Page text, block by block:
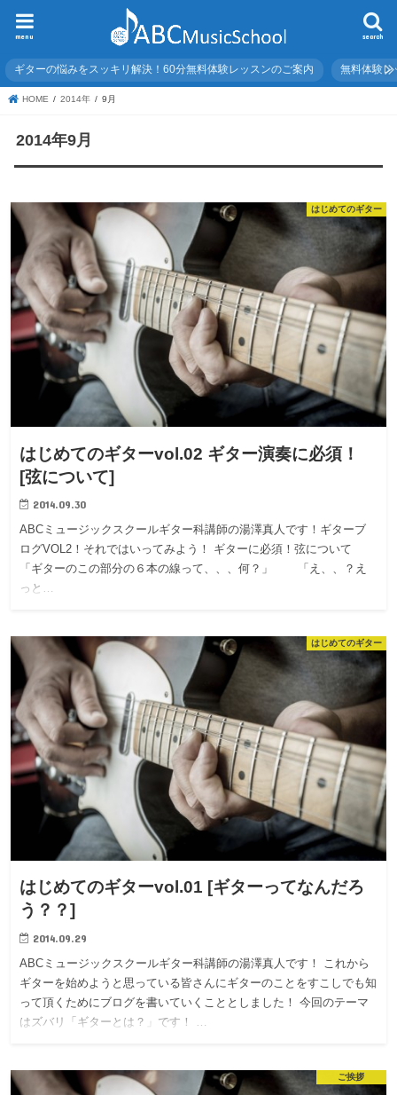
search
menu
ギターの悩みをスッキリ解決！60分無料体験レッスンのご案内 無料体験レ
HOME 2014年 9月
2014年9月
はじめてのギター
はじめてのギターvol.02 ギター演奏に必須！
[弦について]
2014.09.30
ABCミュージックスクールギター科講師の湯澤真人です！ギターブ
ログVOL2！それではいってみよう！ ギターに必須！弦について
「ギターのこの部分の６本の線って、、、何？」 「え、、？え
っと…
はじめてのギター
はじめてのギターvol.01 [ギターってなんだろ
う？？]
2014.09.29
ABCミュージックスクールギター科講師の湯澤真人です！ これから
ギターを始めようと思っている皆さんにギターのことをすこしでも知
って頂くためにブログを書いていくこととしました！ 今回のテーマ
はズバリ「ギターとは？」です！ …
ご挨拶